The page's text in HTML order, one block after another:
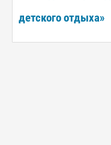
детского отдыха»